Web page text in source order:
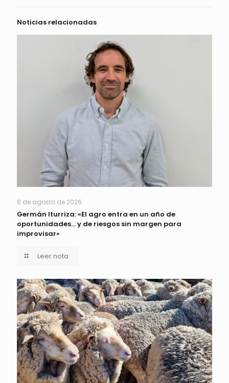
Noticias relacionadas
6 de agosto de 2026
Germán Iturriza: «El agro entra en un año de
oportunidades… y de riesgos sin margen para
improvisar»
Leer nota